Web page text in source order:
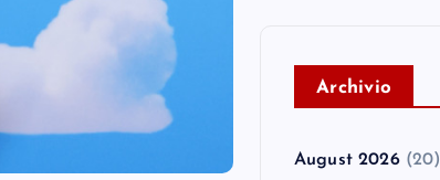
Archivio
August 2026(20)